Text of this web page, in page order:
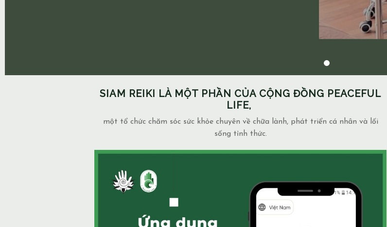
SIAM REIKI LÀ MỘT PHẦN CỦA CỘNG ĐỒNG PEACEFUL
LIFE,
một tổ chức chăm sóc sức khỏe chuyên về chữa lành, phát triển cá nhân và lối
sống tỉnh thức.
BẠN NÊN ĐẶT TAY ĐỦ 10 VỊ TRÍ
14/12/2025
Blogadmin
Việc đặt tay theo 10 vị trí không chỉ là một